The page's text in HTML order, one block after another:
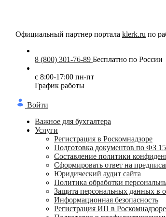
Официальный партнер портала klerk.ru по
8 (800) 301-76-89 Бесплатно по России
с 8:00-17:00 пн-пт
График работы
Войти
Важное для бухгалтера
Услуги
Регистрация в Роскомнадзоре
Подготовка документов по ФЗ
Составление политики
Сформировать ответ на
Юридический аудит сайта
Политика обработки
Защита персональных данных в
Информационная безопасность
Регистрация ИП в Роскомнадзоре